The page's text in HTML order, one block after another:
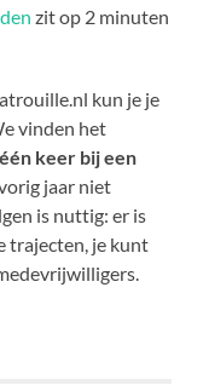
zit op 2 minuten
kun je je
vinden het
keer bij een
vorig jaar niet
is nuttig: er is
trajecten, je kunt